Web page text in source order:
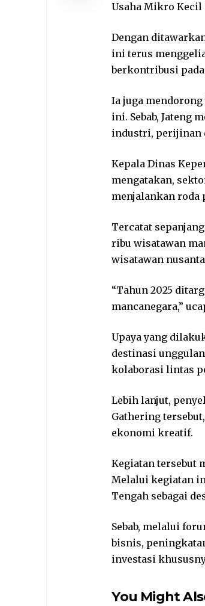
Usaha Mikro Kecil
Dengan
ini terus
berkontribusi
Ia juga
ini. Sebab, Jateng
industri, perijinan
Kepala Dinas
mengatakan,
menjalankan roda
Tercatat
ribu wisatawan
wisatawan
“Tahun 2025
mancanegara,”
Upaya yang
destinasi
kolaborasi lintas
Lebih lanjut,
Gathering
ekonomi kreatif.
Kegiatan tersebut
Melalui kegiatan
Tengah sebagai
Sebab, melalui
bisnis,
investasi
You Might